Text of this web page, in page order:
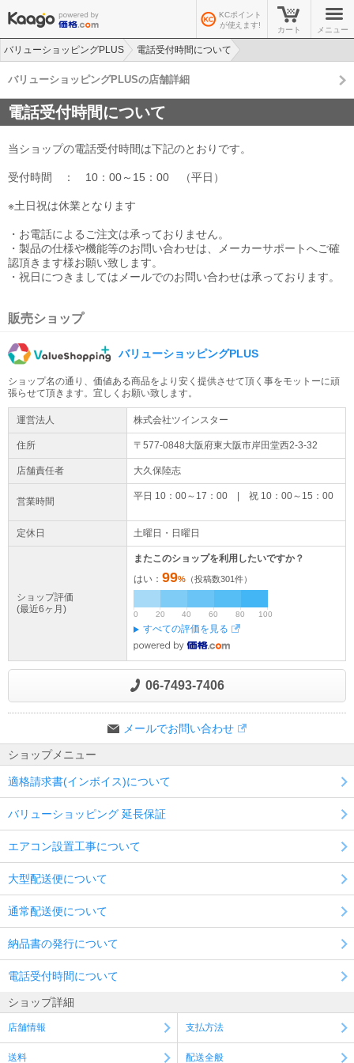
KCポイント
が使えます!
カート メニュー
バリューショッピングPLUS 電話受付時間について
バリューショッピングPLUSの店舗詳細
電話受付時間について
当ショップの電話受付時間は下記のとおりです。
受付時間 ： 10：00～15：00 （平日）
※土日祝は休業となります
・お電話によるご注文は承っておりません。
・製品の仕様や機能等のお問い合わせは、メーカーサポートへご確
認頂きます様お願い致します。
・祝日につきましてはメールでのお問い合わせは承っております。
販売ショップ
バリューショッピングPLUS
ショップ名の通り、価値ある商品をより安く提供させて頂く事をモットーに頑
張らせて頂きます。宜しくお願い致します。
運営法人 株式会社ツインスター
住所 〒577-0848大阪府東大阪市岸田堂西2-3-32
店舗責任者 大久保陸志
営業時間 平日 10：00～17：00 | 祝 10：00～15：00
定休日 土曜日・日曜日
ショップ評価
(最近6ヶ月)
またこのショップを利用したいですか？
はい： 99% （投稿数301件）
0 20 40 60 80 100
すべての評価を見る
06-7493-7406
メールでお問い合わせ
ショップメニュー
適格請求書(インボイス)について
バリューショッピング 延長保証
エアコン設置工事について
大型配送便について
通常配送便について
納品書の発行について
電話受付時間について
ショップ詳細
店舗情報 支払方法
送料 配送全般